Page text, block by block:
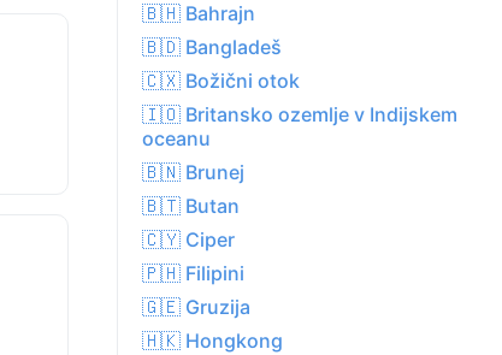
🇧🇭 Bahrajn
🇧🇩 Bangladeš
🇨🇽 Božični otok
🇮🇴 Britansko ozemlje v Indijskem
oceanu
🇧🇳 Brunej
🇧🇹 Butan
🇨🇾 Ciper
🇵🇭 Filipini
🇬🇪 Gruzija
🇭🇰 Hongkong